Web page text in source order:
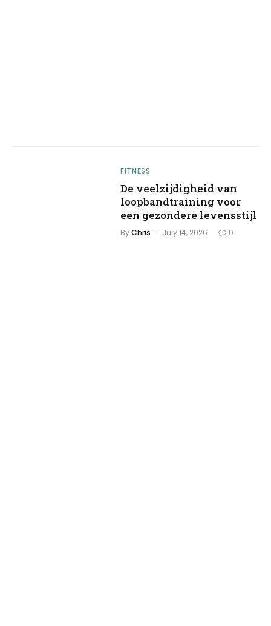
FITNESS
De veelzijdigheid van
loopbandtraining voor
een gezondere levensstijl
ByChris July 14, 2026 0